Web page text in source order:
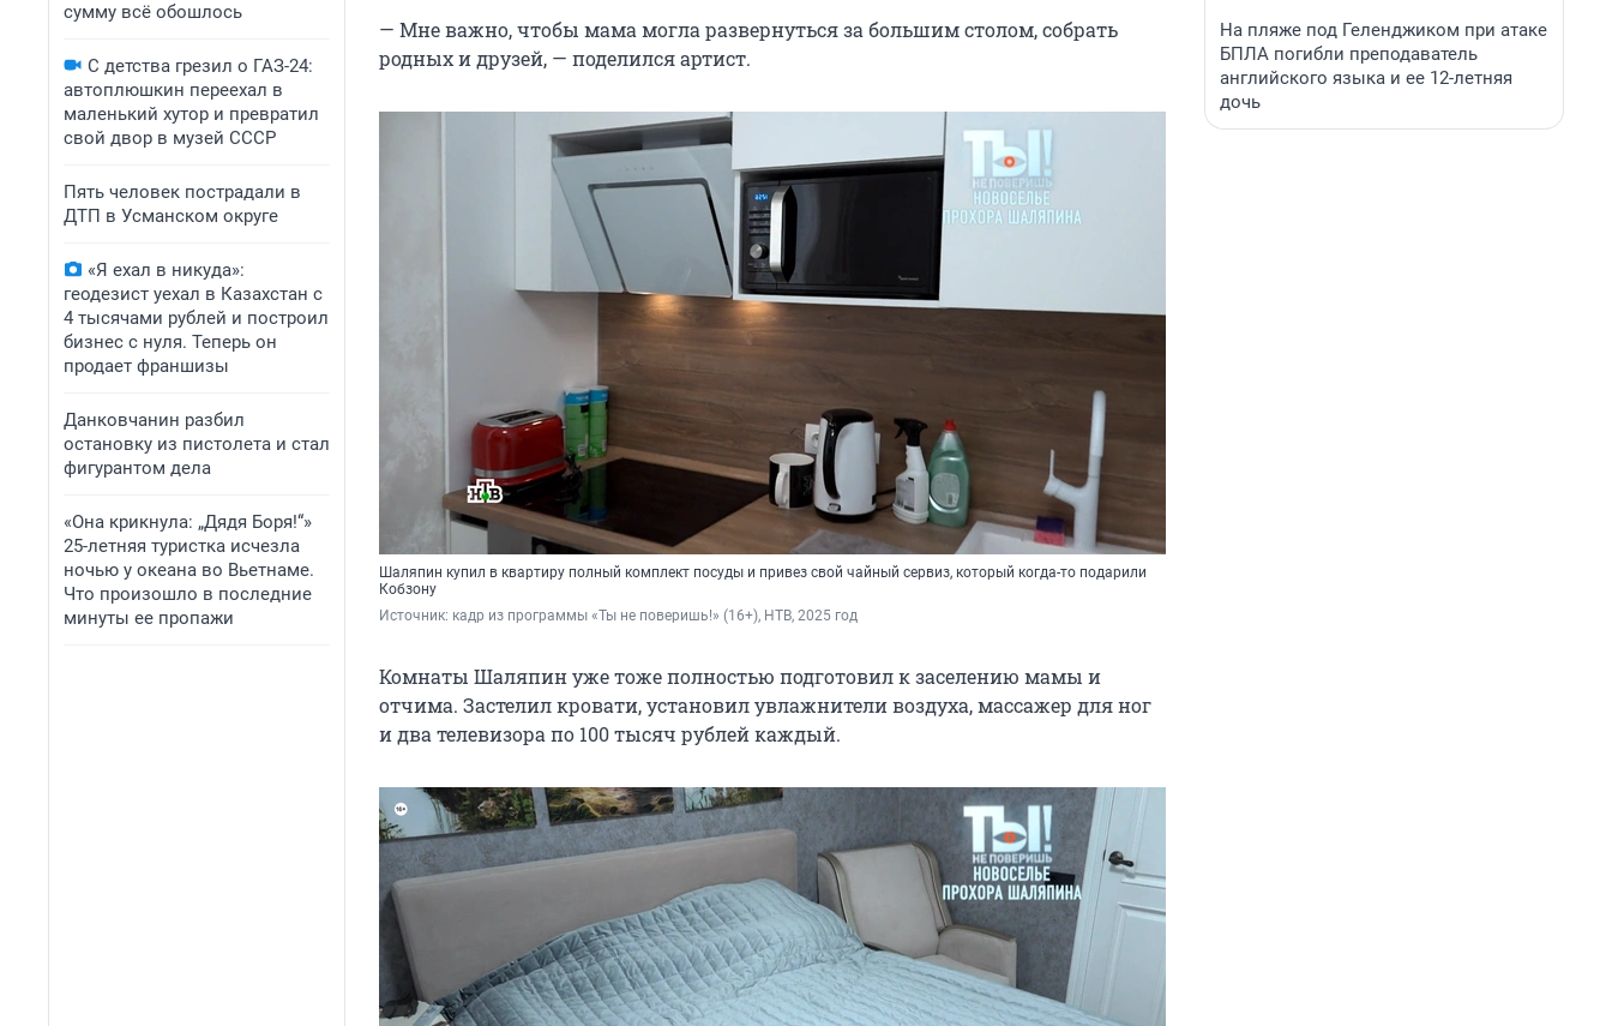
сумму всё обошлось
С детства грезил о ГАЗ-24:
автоплюшкин переехал в
маленький хутор и превратил
свой двор в музей СССР
Пять человек пострадали в
ДТП в Усманском округе
«Я ехал в никуда»:
геодезист уехал в Казахстан с
4 тысячами рублей и построил
бизнес с нуля. Теперь он
продает франшизы
Данковчанин разбил
остановку из пистолета и стал
фигурантом дела
«Она крикнула: „Дядя Боря!“»
25-летняя туристка исчезла
ночью у океана во Вьетнаме.
Что произошло в последние
минуты ее пропажи
— Мне важно, чтобы мама могла развернуться за большим столом, собрать
родных и друзей, — поделился артист.
Шаляпин купил в квартиру полный комплект посуды и привез свой чайный сервиз, который когда-то подарили
Кобзону
Источник: кадр из программы «Ты не поверишь!» (16+), НТВ, 2025 год
Комнаты Шаляпин уже тоже полностью подготовил к заселению мамы и
отчима. Застелил кровати, установил увлажнители воздуха, массажер для ног
и два телевизора по 100 тысяч рублей каждый.
На пляже под Геленджиком при атаке
БПЛА погибли преподаватель
английского языка и ее 12-летняя
дочь